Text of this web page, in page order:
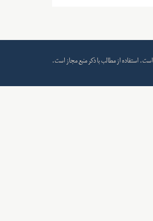
است. استفاده از مطالب با ذکر منبع مجاز است.